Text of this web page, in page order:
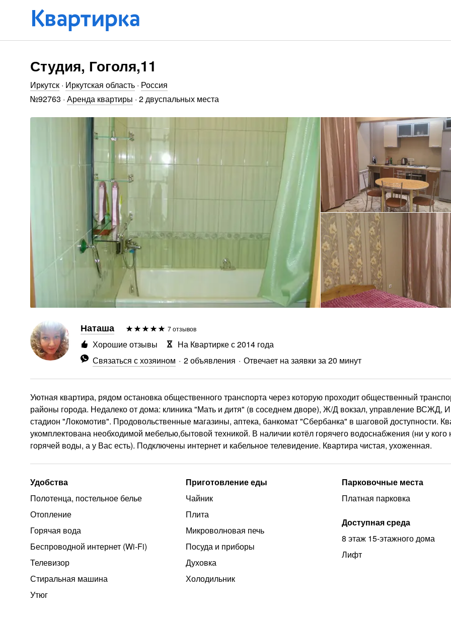
Студия, Гоголя,11
Иркутск · Иркутская область · Россия
№92763 · Аренда квартиры · 2 двуспальных места
Наташа 7 отзывов
Связаться с хозяином 2 объявления Отвечает на заявки за 20 минут
Хорошие отзывы На Квартирке с 2014 года
Уютная квартира, рядом остановка общественного транспорта через которую проходит общественный
районы города. Недалеко от дома: клиника "Мать и дитя" (в соседнем дворе), Ж/Д вокзал, управление ВСЖД,
стадион "Локомотив". Продовольственные магазины, аптека, банкомат "Сбербанка" в шаговой доступности.
укомплектована необходимой мебелью,бытовой техникой. В наличии котёл горячего водоснабжения (ни у кого
горячей воды, а у Вас есть). Подключены интернет и кабельное телевидение. Квартира чистая, ухоженная.
Удобства
Полотенца, постельное белье
Отопление
Горячая вода
Беспроводной интернет (Wi‑Fi)
Телевизор
Стиральная машина
Утюг
Приготовление еды
Чайник
Плита
Микроволновая печь
Посуда и приборы
Духовка
Холодильник
Парковочные места
Платная парковка
Доступная среда
8 этаж 15-этажного дома
Лифт